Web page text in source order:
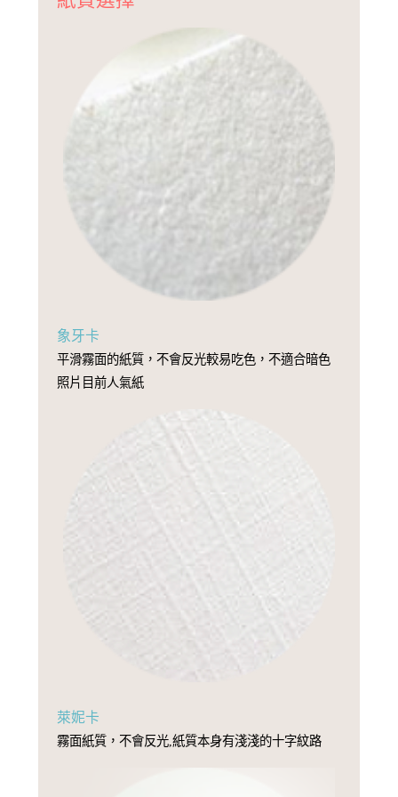
象牙卡
平滑霧面的紙質，不會反光較易吃色，不適合暗色
照片目前人氣紙
萊妮卡
霧面紙質，不會反光,紙質本身有淺淺的十字紋路